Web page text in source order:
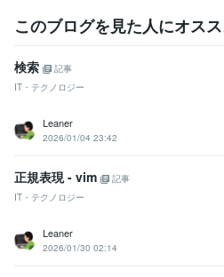
このブログを見た人にオス
検索
記事
IT・テクノロジー
Leaner
2026/01/04 23:42
正規表現 - vim
記事
IT・テクノロジー
Leaner
2026/01/30 02:14